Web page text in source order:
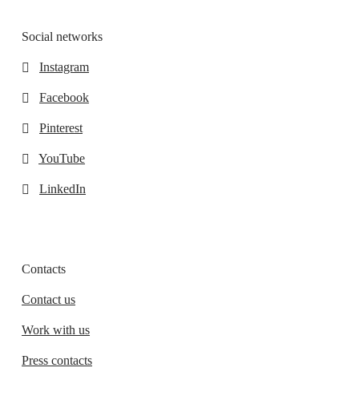
Social networks
Instagram
Facebook
Pinterest
YouTube
LinkedIn
Contacts
Contact us
Work with us
Press contacts